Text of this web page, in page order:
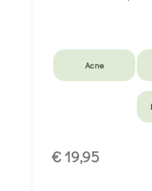
Acne
€ 19,95